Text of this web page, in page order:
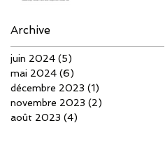
Archive
juin 2024 (5)
mai 2024 (6)
décembre 2023 (1)
novembre 2023 (2)
août 2023 (4)